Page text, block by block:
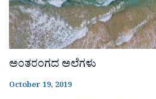
ಅಂತರಂಗದ ಅಲೆಗಳು
October 19, 2019